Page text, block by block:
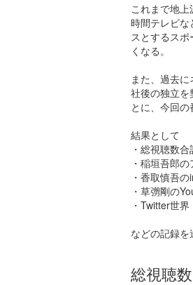
これまで地
時間テレビ
スとするス
くなる。
また、過去
社後の独立を
とに、今回の
結果として
・総視聴数
・稲垣吾郎
・香取慎吾
・草彅剛の
・Twitter世
などの記録を
総視聴